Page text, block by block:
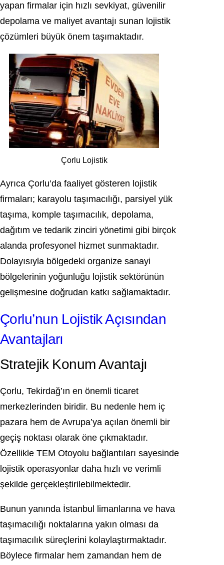
yapan firmalar için hızlı sevkiyat, güvenilir
depolama ve maliyet avantajı sunan lojistik
çözümleri büyük önem taşımaktadır.
Çorlu Lojistik
Ayrıca Çorlu’da faaliyet gösteren lojistik
firmaları; karayolu taşımacılığı, parsiyel yük
taşıma, komple taşımacılık, depolama,
dağıtım ve tedarik zinciri yönetimi gibi birçok
alanda profesyonel hizmet sunmaktadır.
Dolayısıyla bölgedeki organize sanayi
bölgelerinin yoğunluğu lojistik sektörünün
gelişmesine doğrudan katkı sağlamaktadır.
Çorlu’nun Lojistik Açısından
Avantajları
Stratejik Konum Avantajı
Çorlu, Tekirdağ’ın en önemli ticaret
merkezlerinden biridir. Bu nedenle hem iç
pazara hem de Avrupa’ya açılan önemli bir
geçiş noktası olarak öne çıkmaktadır.
Özellikle TEM Otoyolu bağlantıları sayesinde
lojistik operasyonlar daha hızlı ve verimli
şekilde gerçekleştirilebilmektedir.
Bunun yanında İstanbul limanlarına ve hava
taşımacılığı noktalarına yakın olması da
taşımacılık süreçlerini kolaylaştırmaktadır.
Böylece firmalar hem zamandan hem de